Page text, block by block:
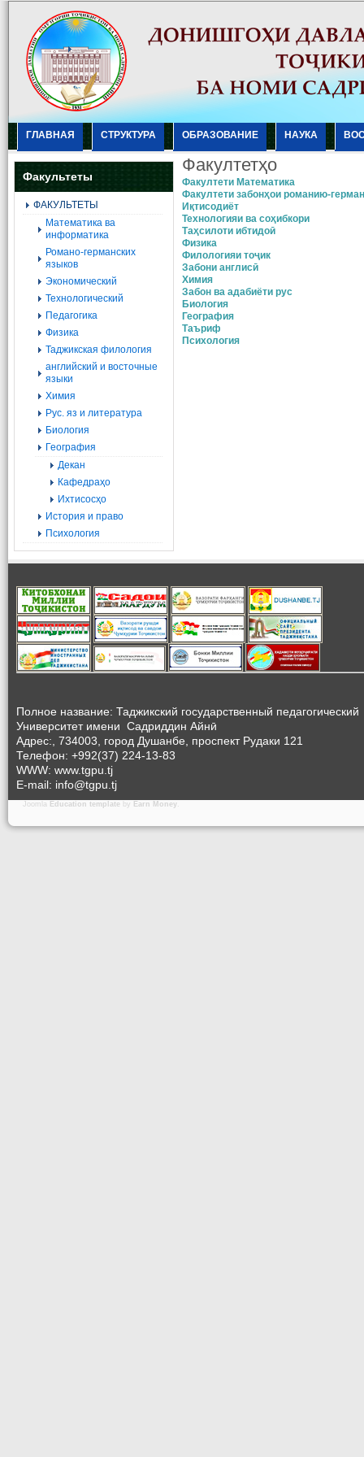
ГЛАВНАЯ СТРУКТУРА ОБРАЗОВАНИЕ НАУКА
Факультеты
ФАКУЛЬТЕТЫ
Mатематика ва
информатика
Романо-германских
языков
Экономический
Технологический
Педагогика
Физика
Таджикская филология
английский и восточные
языки
Химия
Рус. яз и литература
Биология
География
Декан
Кафедраҳо
Ихтисосҳо
История и право
Психология
Факултетҳо
Факултети Математика
Факултети забонҳои романию-
Иқтисодиёт
Технологияи ва соҳибкори
Таҳсилоти ибтидоӣ
Физика
Филологияи тоҷик
Забони англисӣ
Химия
Забон ва адабиёти рус
Биология
География
Таъриф
Психология
Полное название: Таджикский государственный педагогический
Университет имени Садриддин Айнӣ
Адрес:, 734003, город Душанбе, проспект Рудаки 121
Телефон: +992(37) 224-13-83
WWW: www.tgpu.tj
E-mail: info@tgpu.tj
Joomla Education template by Earn Money.